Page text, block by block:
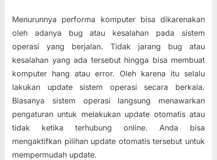
Menurunnya performa komputer bisa dikarenakan
oleh adanya bug atau kesalahan pada sistem
operasi yang berjalan. Tidak jarang bug atau
kesalahan yang ada tersebut hingga bisa membuat
komputer hang atau error. Oleh karena itu selalu
lakukan update sistem operasi secara berkala.
Biasanya sistem operasi langsung menawarkan
pengaturan untuk melakukan update otomatis atau
tidak ketika terhubung online. Anda bisa
mengaktifkan pilihan update otomatis tersebut untuk
mempermudah update.